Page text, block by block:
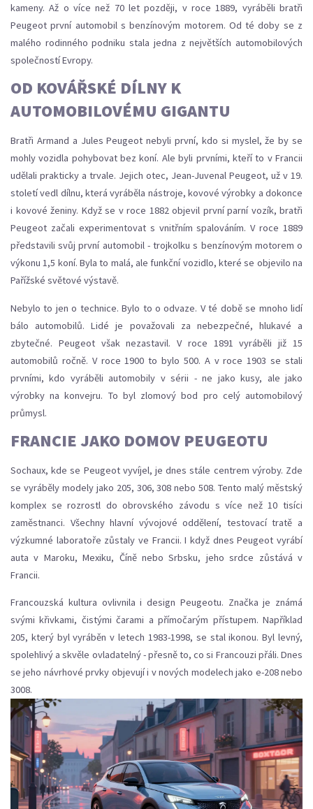
kameny. Až o více než 70 let později, v roce 1889, vyráběli bratři
Peugeot první automobil s benzínovým motorem. Od té doby se z
malého rodinného podniku stala jedna z největších automobilových
společností Evropy.
OD KOVÁŘSKÉ DÍLNY K
AUTOMOBILOVÉMU GIGANTU
Bratři Armand a Jules Peugeot nebyli první, kdo si myslel, že by se
mohly vozidla pohybovat bez koní. Ale byli prvními, kteří to v Francii
udělali prakticky a trvale. Jejich otec, Jean-Juvenal Peugeot, už v 19.
století vedl dílnu, která vyráběla nástroje, kovové výrobky a dokonce
i kovové ženiny. Když se v roce 1882 objevil první parní vozík, bratři
Peugeot začali experimentovat s vnitřním spalováním. V roce 1889
představili svůj první automobil - trojkolku s benzínovým motorem o
výkonu 1,5 koní. Byla to malá, ale funkční vozidlo, které se objevilo na
Pařížské světové výstavě.
Nebylo to jen o technice. Bylo to o odvaze. V té době se mnoho lidí
bálo automobilů. Lidé je považovali za nebezpečné, hlukavé a
zbytečné. Peugeot však nezastavil. V roce 1891 vyráběli již 15
automobilů ročně. V roce 1900 to bylo 500. A v roce 1903 se stali
prvními, kdo vyráběli automobily v sérii - ne jako kusy, ale jako
výrobky na konvejru. To byl zlomový bod pro celý automobilový
průmysl.
FRANCIE JAKO DOMOV PEUGEOTU
Sochaux, kde se Peugeot vyvíjel, je dnes stále centrem výroby. Zde
se vyráběly modely jako 205, 306, 308 nebo 508. Tento malý městský
komplex se rozrostl do obrovského závodu s více než 10 tisíci
zaměstnanci. Všechny hlavní vývojové oddělení, testovací tratě a
výzkumné laboratoře zůstaly ve Francii. I když dnes Peugeot vyrábí
auta v Maroku, Mexiku, Číně nebo Srbsku, jeho srdce zůstává v
Francii.
Francouzská kultura ovlivnila i design Peugeotu. Značka je známá
svými křivkami, čistými čarami a přímočarým přístupem. Například
205, který byl vyráběn v letech 1983-1998, se stal ikonou. Byl levný,
spolehlivý a skvěle ovladatelný - přesně to, co si Francouzi přáli. Dnes
se jeho návrhové prvky objevují i v nových modelech jako e-208 nebo
3008.